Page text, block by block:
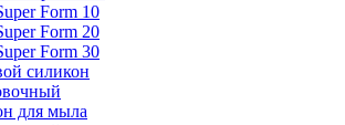
Form 10
Form 20
Form 30
силикон
для мыла